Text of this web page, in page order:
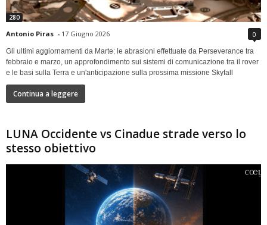
280
Antonio Piras - 17 Giugno 2026 0
Gli ultimi aggiornamenti da Marte: le abrasioni effettuate da Perseverance tra
febbraio e marzo, un approfondimento sui sistemi di comunicazione tra il rover
e le basi sulla Terra e un'anticipazione sulla prossima missione Skyfall
Continua a leggere
LUNA Occidente vs Cinadue strade verso lo
stesso obiettivo